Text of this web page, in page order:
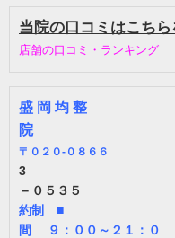
当院の口コミはこち
店舗の口コミ・ランキン
盛 岡 均 整
院
〒 ０２０-０８６６
岩手
3 ℡ ０１
－０５３５
約制
間 ９：００～２１：０